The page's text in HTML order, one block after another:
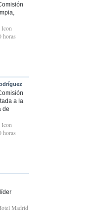
Icon
horas
a la
de
Icon
horas
Madrid